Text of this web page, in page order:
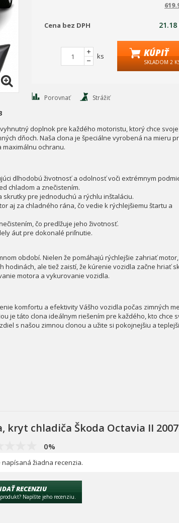
Cena bez DPH 21.18
ks KÚPIŤ
SKLADOM 2
Porovnať Strážiť
doplnok pre každého motoristu, ktorý chce
dňoch. Naša clona je špeciálne vyrobená na mieru
ochranu.
dlhodobú životnosť a odolnosť voči extrémnym
chladom a znečistením.
pre jednoduchú a rýchlu inštaláciu.
aj za chladného rána, čo vedie k rýchlejšiemu štartu a
čo predlžuje jeho životnosť.
áut pre dokonalé priľnutie.
období. Nielen že pomáhajú rýchlejšie zahriať motor,
ale tiež zaistí, že kúrenie vozidla začne hriať
motora a vykurovanie vozidla.
komfortu a efektivity Vášho vozidla počas zimných
je táto clona ideálnym riešením pre každého, kto chce
s našou zimnou clonou a užite si pokojnejšiu a
chladiča Škoda Octavia II
0%
žiadna recenzia.
RECENZIU
Napíšte jeho recenziu.